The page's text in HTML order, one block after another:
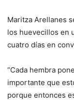
Maritza Arellanes
los huevecillos en
cuatro días en
“Cada hembra
importante que
porque entonces